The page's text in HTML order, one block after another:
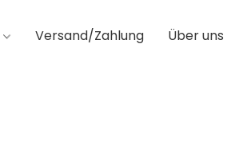
Versand/Zahlung Über uns